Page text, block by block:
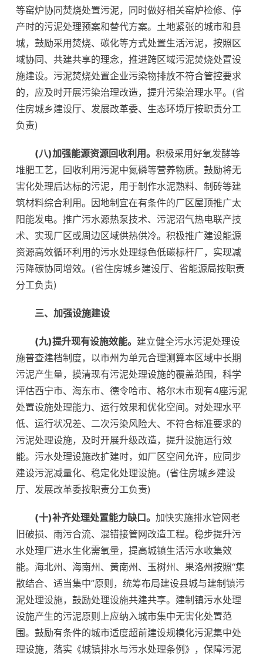
等窑炉协同焚烧处置污泥，同时做好相关窑炉检修、停
产时的污泥处理预案和替代方案。土地紧张的城市和县
城，鼓励采用焚烧、碳化等方式处置生活污泥，按照区
域协同、共建共享的理念，推进跨区域污泥焚烧处置设
施建设。污泥焚烧处置企业污染物排放不符合管控要求
的，应及时开展污染治理改造，提升污染治理水平。(省
住房城乡建设厅、发展改革委、生态环境厅按职责分工
负责)
(八)加强能源资源回收利用。 积极采用好氧发酵等
堆肥工艺，回收利用污泥中氮磷等营养物质。鼓励将无
害化处理后达标的污泥，用于制作水泥熟料、制砖等建
筑材料综合利用。因地制宜在有条件的厂区屋顶推广太
阳能发电。推广污水源热泵技术、污泥沼气热电联产技
术、实现厂区或周边区域供热供冷。积极推广建设能源
资源高效循环利用的污水处理绿色低碳标杆厂，实现减
污降碳协同增效。(省住房城乡建设厅、省能源局按职责
分工负责)
三、加强设施建设
(九)提升现有设施效能。 建立健全污水污泥处理设
施普查建档制度，以市州为单元合理测算本区域中长期
污泥产生量，摸清现有污泥处理设施的覆盖范围，科学
评估西宁市、海东市、德令哈市、格尔木市现有4座污泥
处置设施处理能力、运行效果和优化空间。对处理水平
低、运行状况差、二次污染风险大、不符合标准要求的
污泥处理设施，及时开展升级改造，提升设施运行效
能。污水处理设施改扩建时，如厂区空间允许，应同步
建设污泥减量化、稳定化处理设施。(省住房城乡建设
厅、发展改革委按职责分工负责)
(十)补齐处理处置能力缺口。 加快实施排水管网老
旧破损、雨污合流、混错接管网改造工程。稳步提升污
水处理厂进水生化需氧量，提高城镇生活污水收集效
能。海北州、海南州、黄南州、玉树州、果洛州按照“集
散结合、适当集中”原则，统筹布局建设县城与建制镇污
泥处理设施，鼓励处理设施共建共享。建制镇污水处理
设施产生的污泥原则上应纳入城市集中无害化处置范
围。鼓励有条件的城市适度超前建设规模化污泥集中处
理设施，落实《城镇排水与污水处理条例》，保障污泥